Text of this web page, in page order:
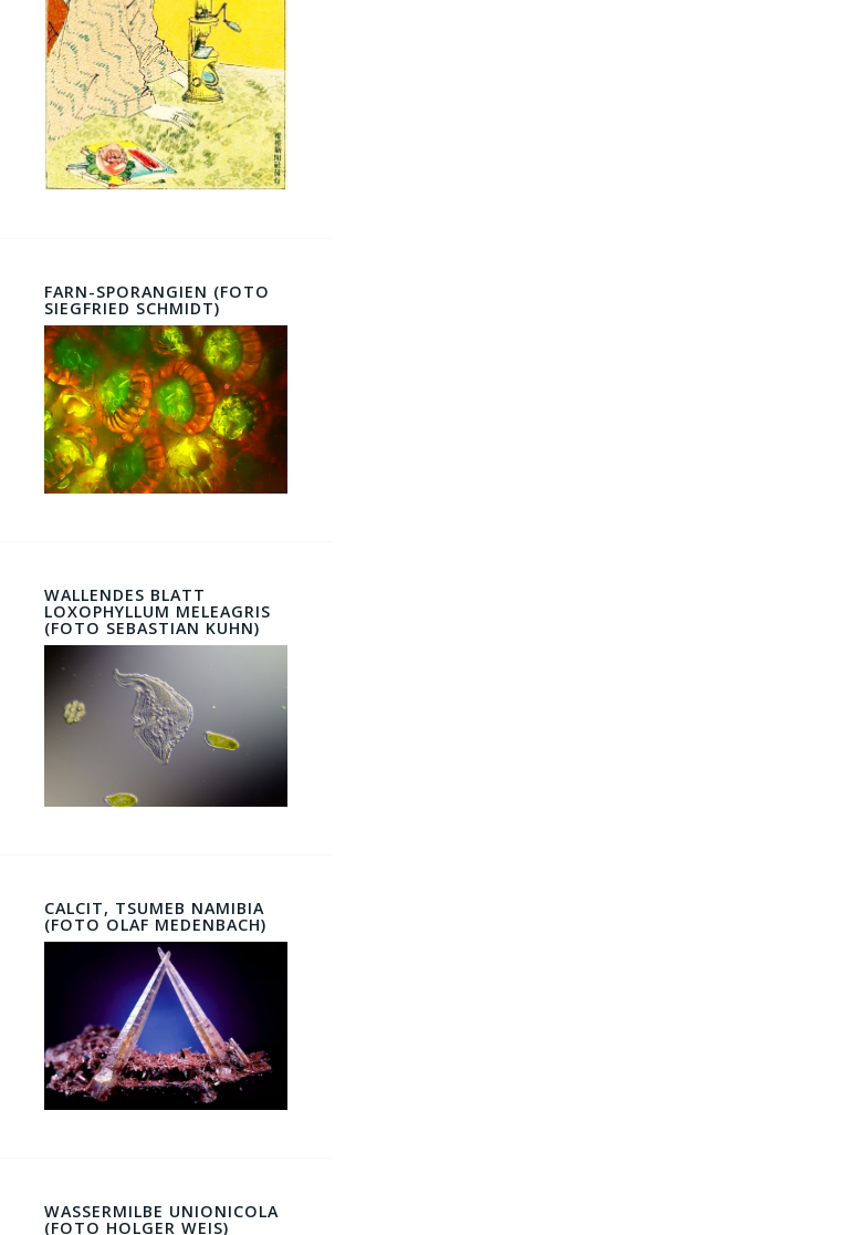
FARN-SPORANGIEN (FOTO
SIEGFRIED SCHMIDT)
WALLENDES BLATT
LOXOPHYLLUM MELEAGRIS
(FOTO SEBASTIAN KUHN)
CALCIT, TSUMEB NAMIBIA
(FOTO OLAF MEDENBACH)
WASSERMILBE UNIONICOLA
(FOTO HOLGER WEIS)